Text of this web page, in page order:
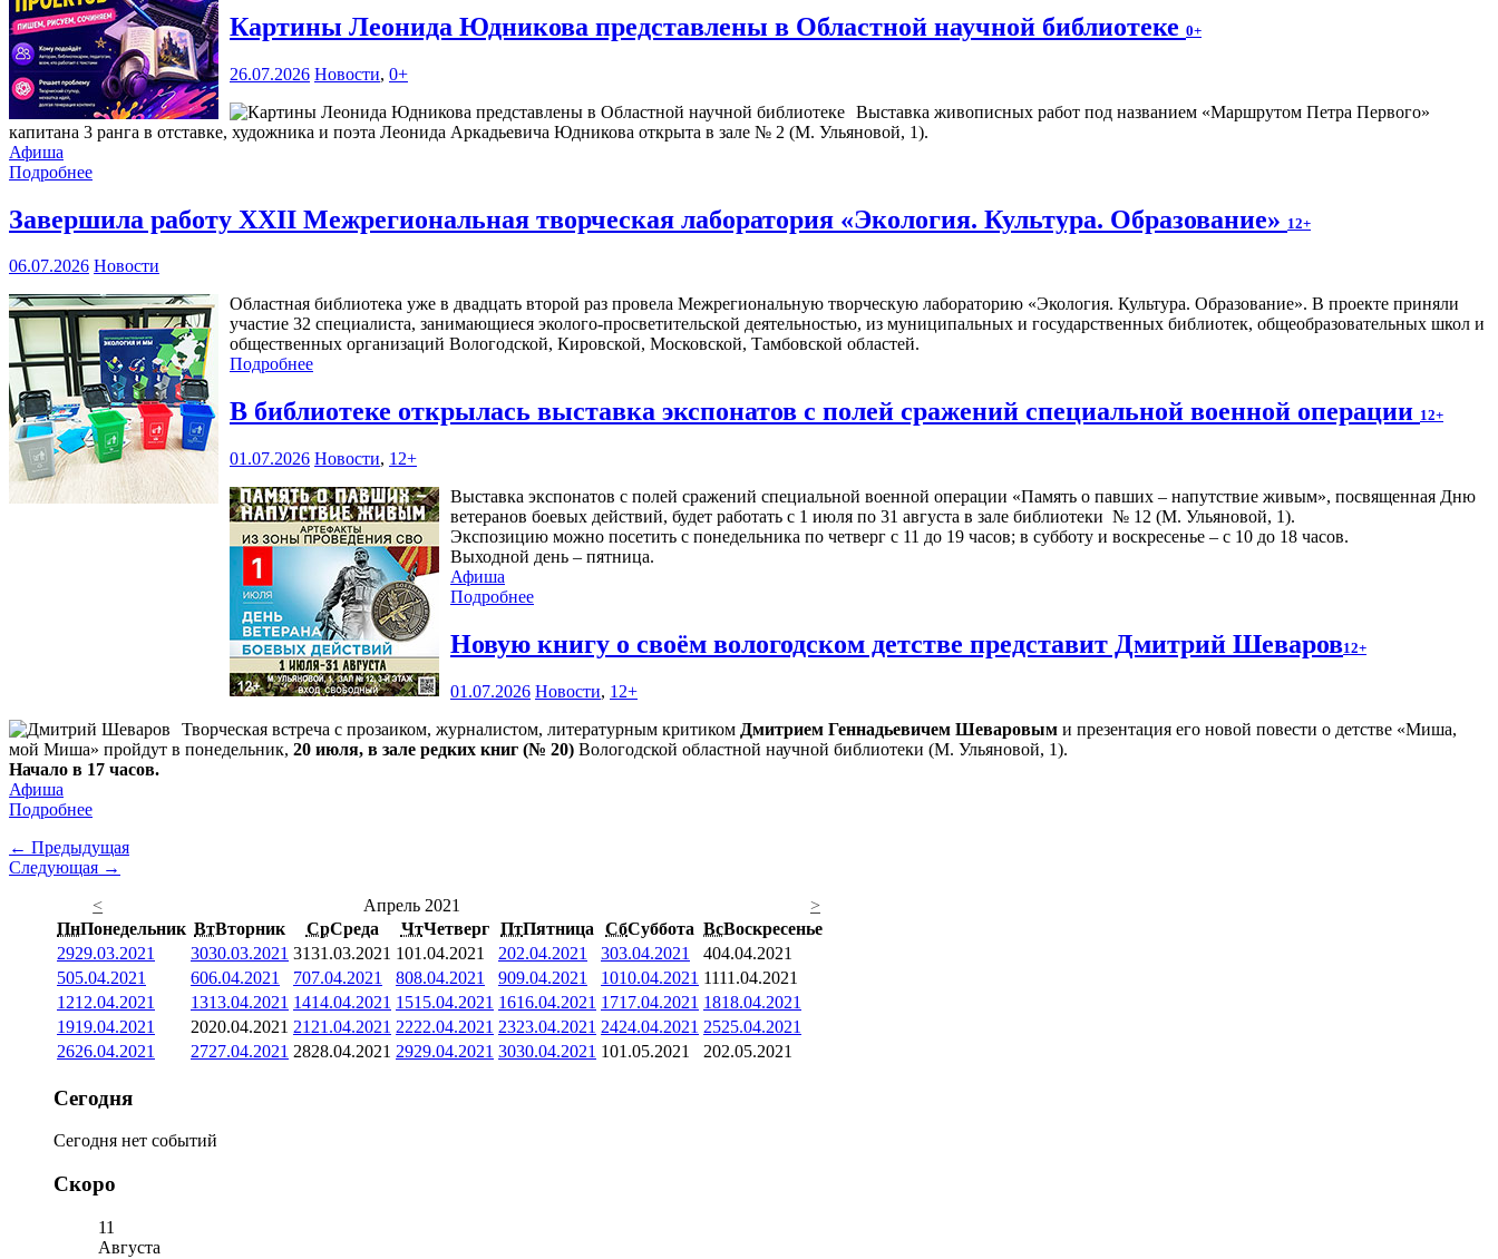
Картины Леонида Юдникова представлены в Областной научной библиотеке 0+
26.07.2026 Новости, 0+
Выставка живописных работ под названием «Маршрутом Петра Первого»
капитана 3 ранга в отставке, художника и поэта Леонида Аркадьевича Юдникова открыта в зале № 2 (М. Ульяновой, 1).
Афиша
Подробнее
Завершила работу XXII Межрегиональная творческая лаборатория «Экология. Культура. Образование» 12+
06.07.2026 Новости
Областная библиотека уже в двадцать второй раз провела Межрегиональную творческую лабораторию «Экология. Культура. Образование». В проекте приняли
участие 32 специалиста, занимающиеся эколого-просветительской деятельностью, из муниципальных и государственных библиотек, общеобразовательных школ и
общественных организаций Вологодской, Кировской, Московской, Тамбовской областей.
Подробнее
В библиотеке открылась выставка экспонатов с полей сражений специальной военной операции 12+
01.07.2026 Новости, 12+
Выставка экспонатов с полей сражений специальной военной операции «Память о павших – напутствие живым», посвященная Дню
ветеранов боевых действий, будет работать с 1 июля по 31 августа в зале библиотеки № 12 (М. Ульяновой, 1).
Экспозицию можно посетить с понедельника по четверг с 11 до 19 часов; в субботу и воскресенье – с 10 до 18 часов.
Выходной день – пятница.
Афиша
Подробнее
Новую книгу о своём вологодском детстве представит Дмитрий Шеваров12+
01.07.2026 Новости, 12+
Творческая встреча с прозаиком, журналистом, литературным критиком Дмитрием Геннадьевичем Шеваровым и презентация его новой повести о детстве «Миша,
мой Миша» пройдут в понедельник, 20 июля, в зале редких книг (№ 20) Вологодской областной научной библиотеки (М. Ульяновой, 1).
Начало в 17 часов.
Афиша
Подробнее
← Предыдущая
Следующая →
<
Апрель 2021
>
ПнПонедельник ВтВторник СрСреда ЧтЧетверг ПтПятница СбСуббота ВсВоскресенье
2929.03.2021 3030.03.2021 3131.03.2021 101.04.2021 202.04.2021 303.04.2021 404.04.2021
505.04.2021 606.04.2021 707.04.2021 808.04.2021 909.04.2021 1010.04.2021 1111.04.2021
1212.04.2021 1313.04.2021 1414.04.2021 1515.04.2021 1616.04.2021 1717.04.2021 1818.04.2021
1919.04.2021 2020.04.2021 21 21.04.2021 2222.04.2021 2323.04.2021 2424.04.2021 2525.04.2021
2626.04.2021 2727.04.2021 2828.04.2021 2929.04.2021 3030.04.2021 101.05.2021 202.05.2021
Сегодня
Сегодня нет событий
Скоро
11
Августа